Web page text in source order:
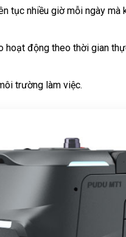
tục nhiều giờ mỗi ngày mà
hoạt động theo thời gian
trường làm việc.